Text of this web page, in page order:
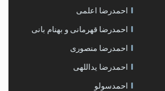
احمدرضا اعلمی
احمدرضا قهرمانی و بهنام بانی
احمدرضا منصوری
احمدرضا یداللهی
احمدسولو